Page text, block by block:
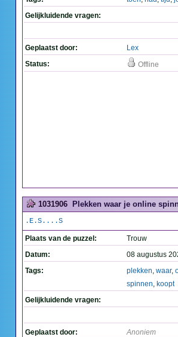
Gelijkluidende vragen:
Geplaatst door:
Lex
Status:
Offline
1031906 Plekken waar je online
.E.S....S
Plaats van de puzzel:
Trouw
Datum:
08 augustus
Tags:
plekken, waar,
spinnen, koopt
Gelijkluidende vragen:
Geplaatst door:
Anoniem